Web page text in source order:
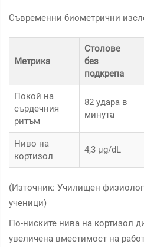
Съвременни биометрични
Метрика
Столове
без
подкрепа
Покой на
сърдечния
ритъм
82 удара в
минута
Ниво на
кортизол
4,3 µg/dL
(Източник: Училищен
ученици)
По-ниските нива на кортизол
увеличена вместимост на